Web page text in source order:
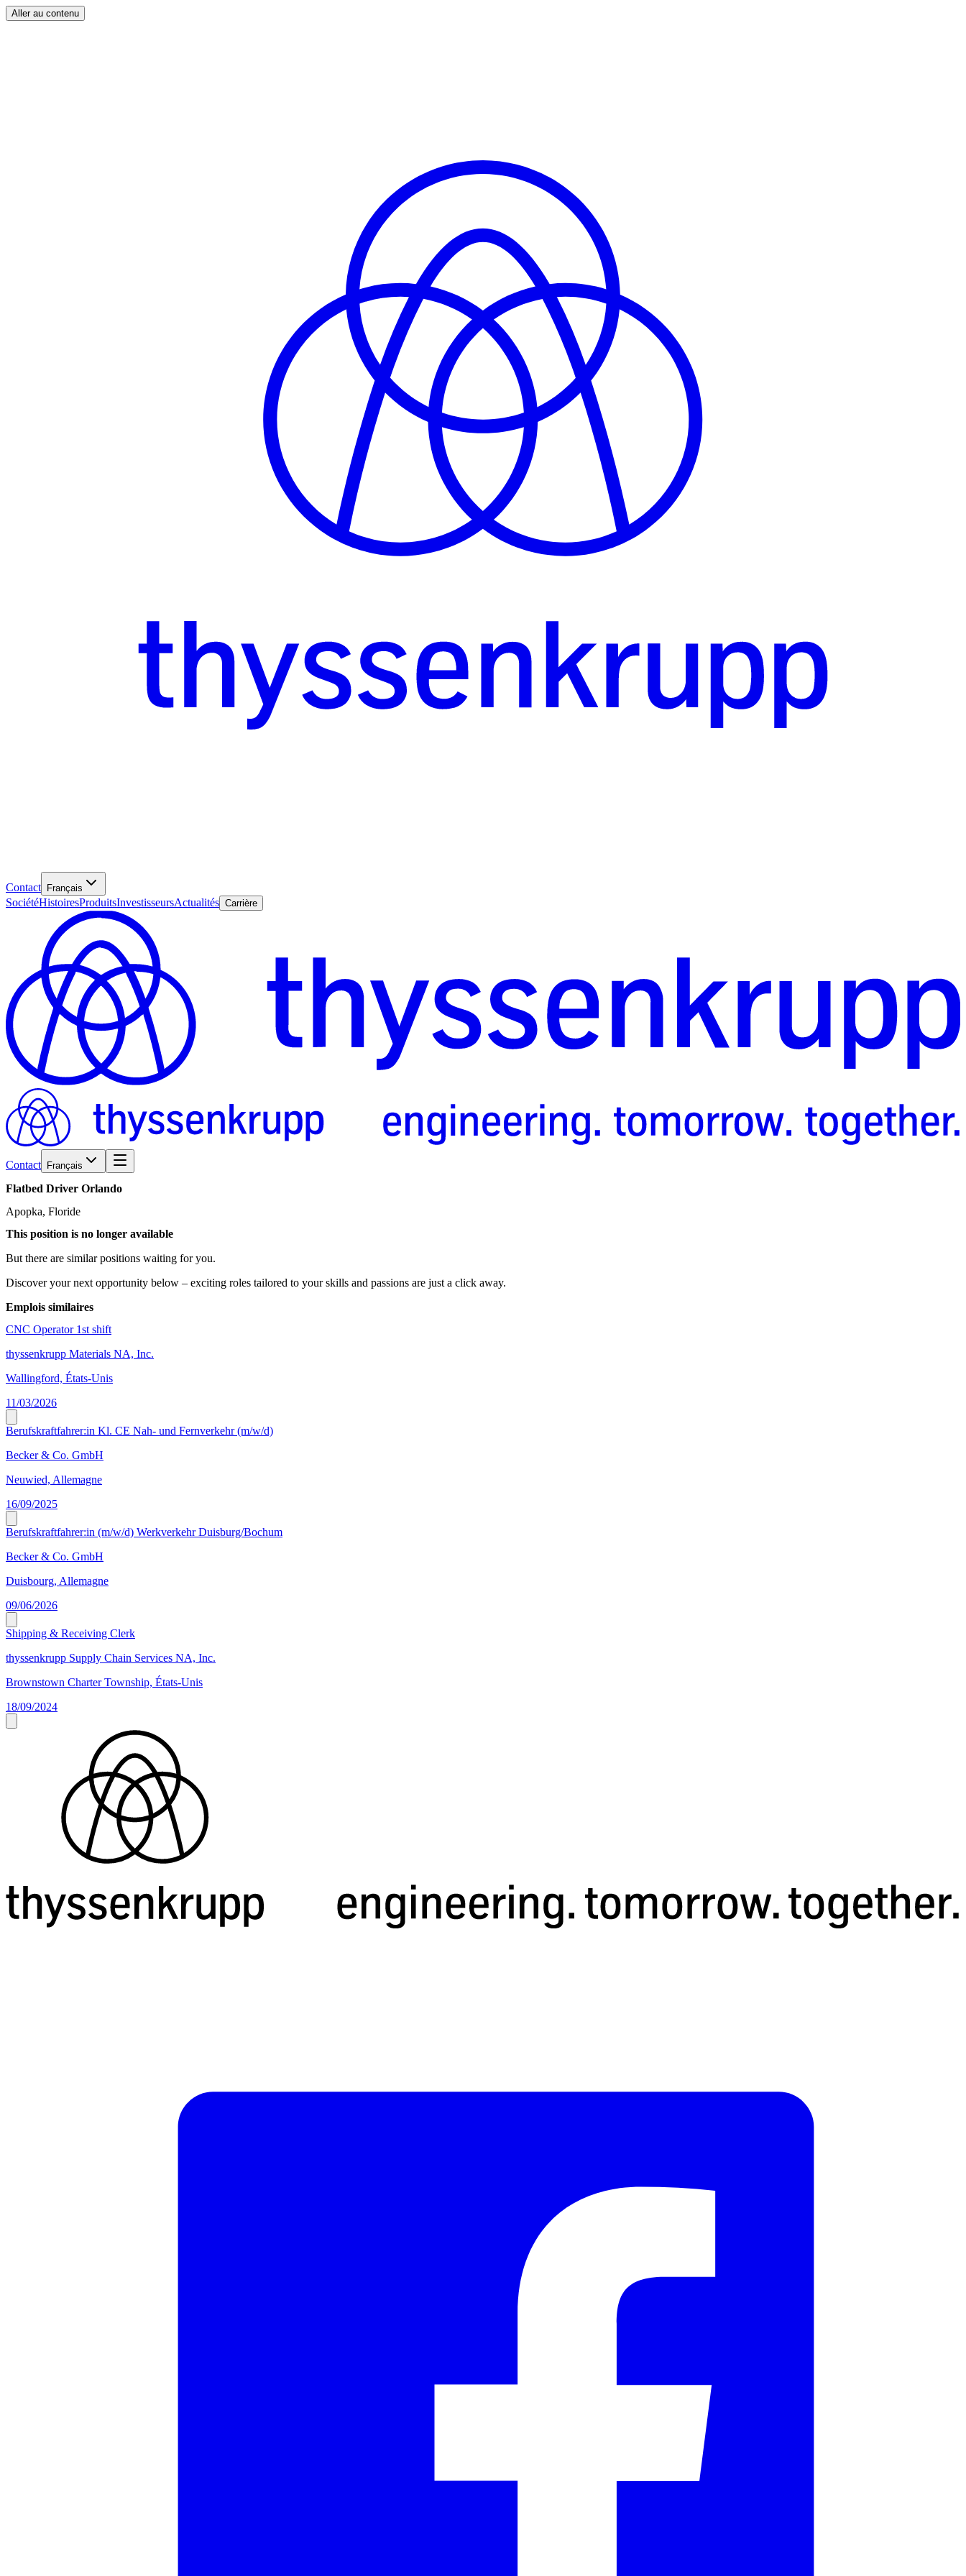
Aller au contenu
Contact Français
SociétéHistoiresProduitsInvestisseursActualités Carrière
Contact Français
Flatbed Driver Orlando
Apopka, Floride
This position is no longer available
But there are similar positions waiting for you.
Discover your next opportunity below – exciting roles tailored to your skills and passions are just a click away.
Emplois similaires
CNC Operator 1st shift
thyssenkrupp Materials NA, Inc.
Wallingford, États-Unis
11/03/2026
Berufskraftfahrer:in Kl. CE Nah- und Fernverkehr (m/w/d)
Becker & Co. GmbH
Neuwied, Allemagne
16/09/2025
Berufskraftfahrer:in (m/w/d) Werkverkehr Duisburg/Bochum
Becker & Co. GmbH
Duisbourg, Allemagne
09/06/2026
Shipping & Receiving Clerk
thyssenkrupp Supply Chain Services NA, Inc.
Brownstown Charter Township, États-Unis
18/09/2024